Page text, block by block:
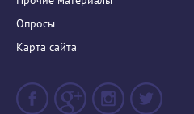
Опросы
Карта сайта